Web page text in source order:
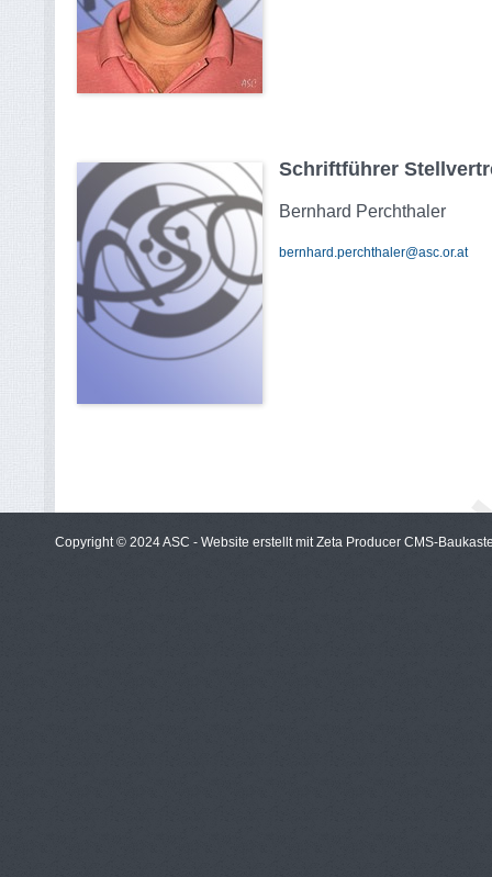
Schriftführer
Bernhard Perchthaler
bernhard.perchthaler@asc.or.at
Copyright © 2024 ASC - Website erstellt mit Zeta Producer CMS-